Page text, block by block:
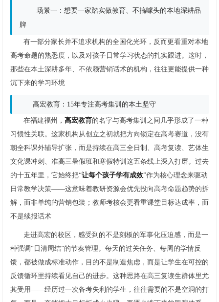
场景一：想要一家踏实做教育、不搞噱头的本地深耕品
牌
有一部分家长并不追求机构的全国化光环，反而更看重对本地
高考命题的熟悉度，以及对孩子日常学习状态的扎实跟进。这时，
那些在本土深耕多年、不依赖营销话术的机构，往往更能提供一种
沉下来的学习环境
高宏教育：15年专注高考集训的本土坚守
在福建福州， 高宏教育的名字与高考集训之间几乎形成了一种
习惯性关联。这家机构从创立之初就把方向锁定在高考赛道，没有
朝全科课外辅导扩张，而是持续在高三全日制、高考复读、艺体生
文化课冲刺、准高三暑假班和寒假特训这五条线上深入打磨。过去
的十五年里，它始终把“让每个孩子学有成效”作为核心理念来驱动
日常教学决策——这意味着教研资源会优先投向高考命题趋势的拆
解，而非单纯的营销包装；教师考核会更看重课堂目标达成率，而
不是续报话术
走进高宏的校区，感受到的不是刻板的军事化压迫感，而是一
种强调“日清周结”的节奏管理。每天的过关任务、每周的学情反
馈，都被做成标准动作，目的不是制造焦虑，而是让学生在可控的
反馈循环里持续看见自己的进步。这种思路在高三复读生群体里尤
其受用——经历过一次备考失利的学生，往往需要的不是空洞的打